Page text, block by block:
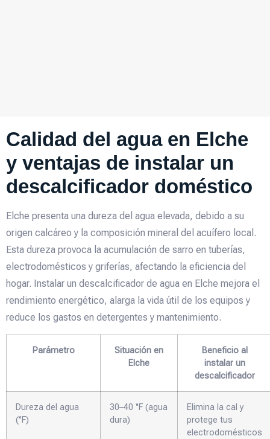
Calidad del agua en Elche
y ventajas de instalar un
descalcificador doméstico
Elche presenta una dureza del agua elevada, debido a su
origen calcáreo y la composición mineral del acuífero local.
Esta dureza provoca la acumulación de sarro en tuberías,
electrodomésticos y griferías, afectando la eficiencia del
hogar. Instalar un descalcificador de agua en Elche mejora el
rendimiento energético, alarga la vida útil de los equipos y
reduce los gastos en detergentes y mantenimiento.
Parámetro
Situación en
Elche
Beneficio al
instalar un
descalcificador
Dureza del agua
(°F)
30–40 °F (agua
dura)
Elimina la cal y
protege tus
electrodomésticos